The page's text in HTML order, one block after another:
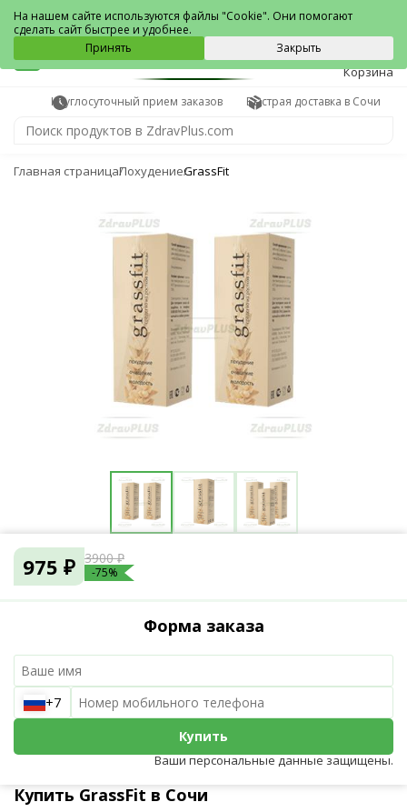
Сочи
0
Корзина
Круглосуточный прием заказов Быстрая доставка в Сочи
Главная страницаПохудениеGrassFit
Купить GrassFit в Сочи
975 ₽ 3900 ₽
-75%
Форма заказа
+7
Купить
Ваши персональные данные защищены.
На нашем сайте используются файлы "Cookie". Они помогают
сделать сайт быстрее и удобнее.
Принять
Закрыть